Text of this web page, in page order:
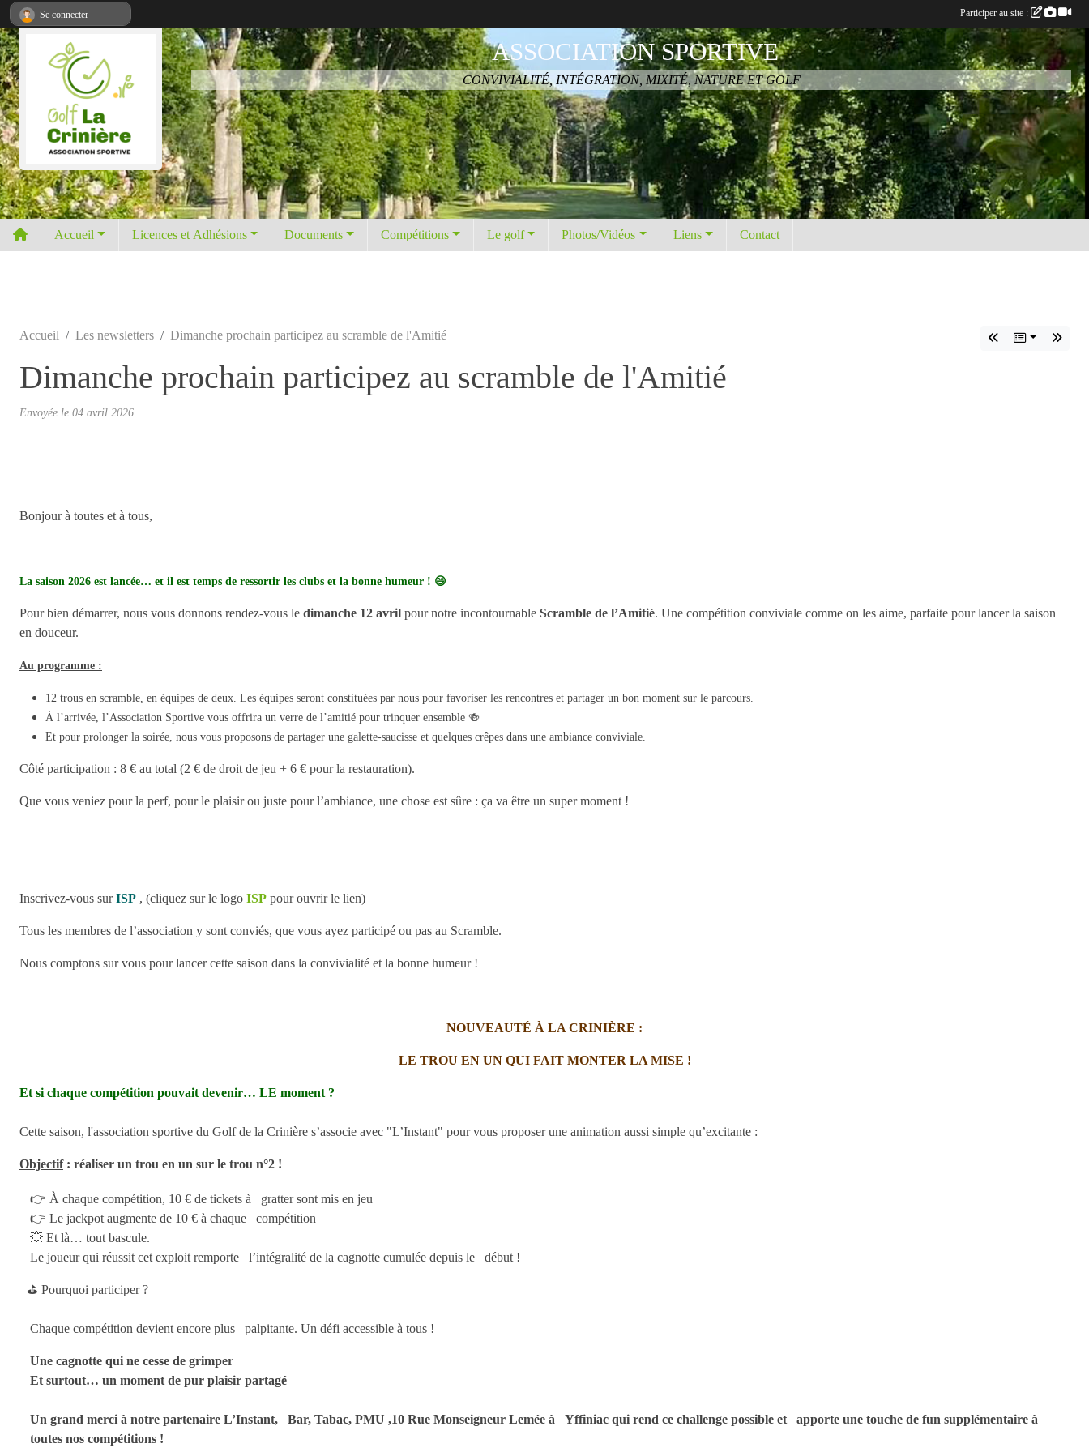
ASSOCIATION SPORTIVE
CONVIVIALITÉ, INTÉGRATION, MIXITÉ, NATURE ET GOLF
Accueil Licences et Adhésions Documents Compétitions Le golf Photos/Vidéos Liens Contact
Accueil Les newsletters Dimanche prochain participez au scramble de l'Amitié
Dimanche prochain participez au scramble de l'Amitié
Envoyée le 04 avril 2026
Bonjour à toutes et à tous,
La saison 2026 est lancée… et il est temps de ressortir les clubs et la bonne humeur ! 😄
Pour bien démarrer, nous vous donnons rendez-vous le dimanche 12 avril pour notre incontournable Scramble de l’Amitié. Une compétition conviviale comme on les aime, parfaite pour lancer la saison
en douceur.
Au programme :
12 trous en scramble, en équipes de deux. Les équipes seront constituées par nous pour favoriser les rencontres et partager un bon moment sur le parcours.
À l’arrivée, l’Association Sportive vous offrira un verre de l’amitié pour trinquer ensemble 🍻
Et pour prolonger la soirée, nous vous proposons de partager une galette-saucisse et quelques crêpes dans une ambiance conviviale.
Côté participation : 8 € au total (2 € de droit de jeu + 6 € pour la restauration).
Que vous veniez pour la perf, pour le plaisir ou juste pour l’ambiance, une chose est sûre : ça va être un super moment !
Inscrivez-vous surISP , (cliquez sur le logo ISP pour ouvrir le lien)
Tous les membres de l’association y sont conviés, que vous ayez participé ou pas au Scramble.
Nous comptons sur vous pour lancer cette saison dans la convivialité et la bonne humeur !
NOUVEAUTÉ À LA CRINIÈRE :
LE TROU EN UN QUI FAIT MONTER LA MISE !
Et si chaque compétition pouvait devenir… LE moment ?
Cette saison, l'association sportive du Golf de la Crinière s’associe avec "L’Instant" pour vous proposer une animation aussi simple qu’excitante :
Objectif: réaliser un trou en un sur le trou n°2 !
👉 À chaque compétition, 10 € de tickets à gratter sont mis en jeu
👉 Le jackpot augmente de 10 € à chaque compétition
💥 Et là… tout bascule.
Le joueur qui réussit cet exploit remporte l’intégralité de la cagnotte cumulée depuis le début !
⛳ Pourquoi participer ?
Chaque compétition devient encore plus palpitante. Un défi accessible à tous !
Une cagnotte qui ne cesse de grimper
Et surtout… un moment de pur plaisir partagé
Un grand merci à notre partenaire L’Instant, Bar, Tabac, PMU ,10 Rue Monseigneur Lemée à Yffiniac qui rend ce challenge possible et apporte une touche de fun supplémentaire à
toutes nos compétitions !
Se connecter Participer au site :
Panneau de gestion des cookies